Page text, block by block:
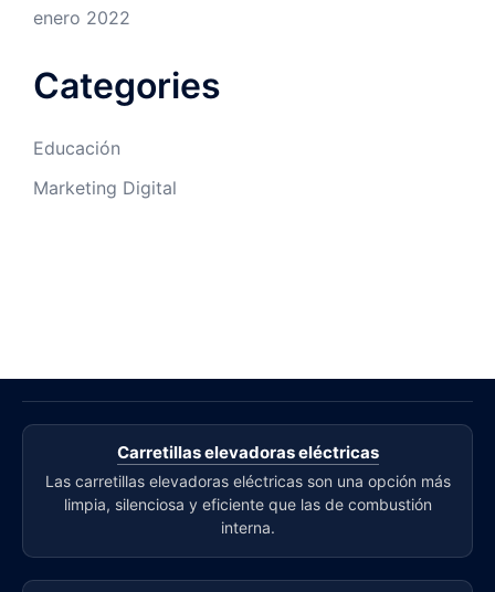
enero 2022
Categories
Educación
Marketing Digital
Carretillas elevadoras eléctricas
Las carretillas elevadoras eléctricas son una opción más
limpia, silenciosa y eficiente que las de combustión
interna.